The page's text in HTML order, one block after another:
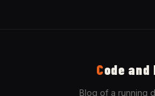
Code and
Blog of a running